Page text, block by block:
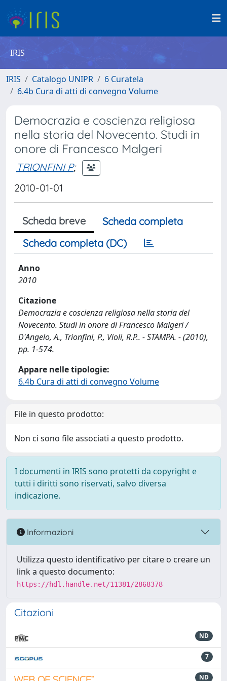
IRIS
IRIS Catalogo UNIPR
6 Curatela
6.4b Cura di atti di convegno Volume
Democrazia e coscienza religiosa
nella storia del Novecento. Studi in
onore di Francesco Malgeri
TRIONFINI P;
2010-01-01
Scheda breve
Scheda completa
Scheda completa (DC)
Anno
2010
Citazione
Democrazia e coscienza religiosa nella storia del
Novecento. Studi in onore di Francesco Malgeri /
D'Angelo, A., Trionfini, P., Violi, R.P.. - STAMPA. - (2010),
pp. 1-574.
Appare nelle tipologie:
6.4b Cura di atti di convegno Volume
File in questo prodotto:
Non ci sono file associati a questo prodotto.
I documenti in IRIS sono protetti da copyright e
tutti i diritti sono riservati, salvo diversa
indicazione.
Informazioni
Utilizza questo identificativo per citare o creare un
link a questo documento:
https://hdl.handle.net/11381/2868378
Citazioni
ND
7
ND